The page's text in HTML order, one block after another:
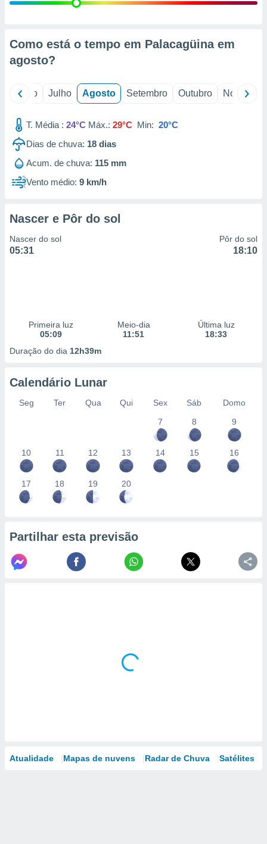
estudos
1199
Como está o tempo em Palacagüina em
agosto?
Junho Julho Agosto Setembro Outubro Novembro
T. Média : 24°C Máx.: 29°C Min: 20°C
Dias de chuva: 18 dias
Acum. de chuva: 115 mm
Vento médio: 9 km/h
Nascer e Pôr do sol
Nascer do sol
05:31
Pôr do sol
18:10
Primeira luz
05:09
Meio-dia
11:51
Última luz
18:33
Duração do dia 12h39m
Calendário Lunar
Seg Ter Qua Qui Sex Sáb
Domo
7
8 9
10 11 12 13 14 15 16
17 18 19 20
Partilhar esta previsão
Atualidade Mapas de nuvens Radar de Chuva Satélites